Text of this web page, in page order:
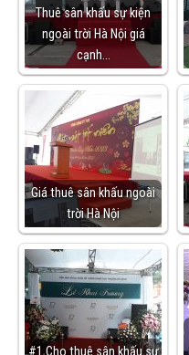
Thuê sân khấu sự kiện
ngoài trời Hà Nội giá
cạnh…
Giá thuê sân khấu ngoài
trời Hà Nội
#1 Cho thuê sân khấu sự